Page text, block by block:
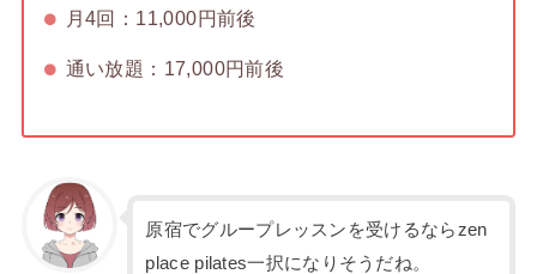
月4回：11,000円前後
通い放題：17,000円前後
原宿でグループレッスンを受けるならzen
place pilates一択になりそうだね。